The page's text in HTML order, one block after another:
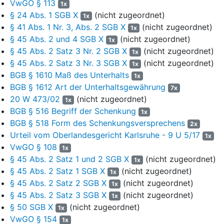
12. März 2018 liege vor, es bestehe ein laufendes
Unterhaltsverfahren gegenüber dem Vater. Am 1. September
2022 nahm sie den Bachelorstudiengang … an der Universität in
Leiden in den Niederlanden auf.
3
Die Beklagte forderte den Vater der Klägerin mit Bescheid
vom 14. September 2022 auf, die erforderlichen Auskünfte
über seine Einkünfte im Jahr 2020 zu erteilen und zu belegen.
Dieser teilte daraufhin mit, er sei seinen Mitwirkungspflichten
jederzeit nachgekommen und habe der Klägerin bereits alle
Unterlagen vorgelegt. Zugleich übermittelte der Vater der
Klägerin das angeforderte Formblatt 3 (Einkommenserklärung),
datiert auf den 13. Juli 2022, sowie weitere Unterlagen zu
seinem Einkommen.
4
Die Beklagte entsprach mit Bescheid vom 29. November
2022 dem Antrag der Klägerin auf Ausbildungsförderung. Sie
gewährte für den Bewilligungszeitraum September 2022 bis
August 2023 einen Förderungsbetrag in Höhe von 297,00 EUR
monatlich, der sich aus einem Förderungsanspruch in Höhe von
131,91 EUR sowie aus einer Vorausleistung in Bezug auf den
VwGO § 113
1x
§ 24 Abs. 1 SGB X 1x (nicht zugeordnet)
§ 41 Abs. 1 Nr. 3, Abs. 2 SGB X
1x (nicht zugeordnet)
§ 45 Abs. 2 und 4 SGB X
1x (nicht zugeordnet)
§ 45 Abs. 2 Satz 3 Nr. 2 SGB X
1x (nicht zugeordnet)
§ 45 Abs. 2 Satz 3 Nr. 3 SGB X
1x (nicht zugeordnet)
BGB § 1610 Maß des Unterhalts
1x
BGB § 1612 Art der Unterhaltsgewährung 7x
20 W 473/02 1x (nicht zugeordnet)
BGB § 516 Begriff der Schenkung
1x
BGB § 518 Form des Schenkungsversprechens 2x
Urteil vom Oberlandesgericht Karlsruhe - 9 U 5/17 1x
VwGO § 108 1x
§ 45 Abs. 2 Satz 1 und 2 SGB X 1x (nicht zugeordnet)
§ 45 Abs. 2 Satz 1 SGB X
1x (nicht zugeordnet)
§ 45 Abs. 2 Satz 2 SGB X
1x (nicht zugeordnet)
§ 45 Abs. 2 Satz 3 SGB X
1x (nicht zugeordnet)
§ 50 SGB X
1x (nicht zugeordnet)
VwGO § 154
1x